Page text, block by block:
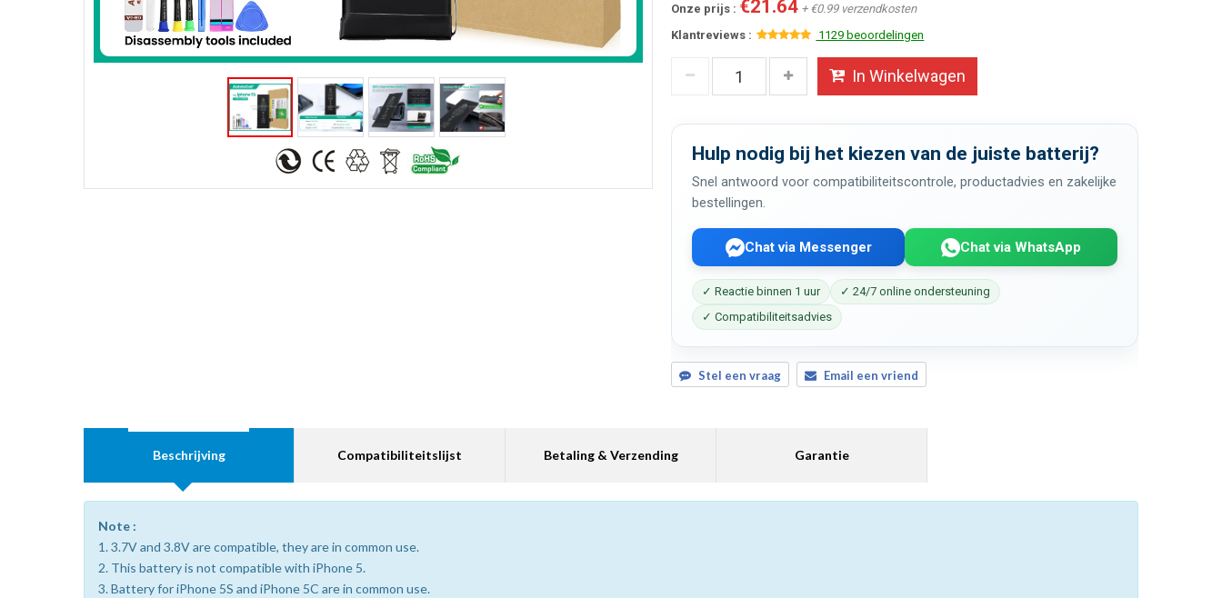
Onze prijs : €21.64 + €0.99 verzendkosten
Klantreviews :
1129 beoordelingen
In Winkelwagen
Hulp nodig bij het kiezen van de juiste batterij?
Snel antwoord voor compatibiliteitscontrole, productadvies en zakelijke
bestellingen.
Chat via Messenger Chat via WhatsApp
✓ Reactie binnen 1 uur
✓ 24/7 online ondersteuning
✓ Compatibiliteitsadvies
Stel een vraag Email een vriend
Beschrijving Compatibiliteitslijst Betaling & Verzending Garantie
Note :
1. 3.7V and 3.8V are compatible, they are in common use.
2. This battery is not compatible with iPhone 5.
3. Battery for iPhone 5S and iPhone 5C are in common use.